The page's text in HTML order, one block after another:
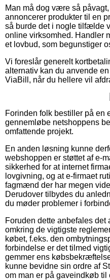
Man må dog være så
annoncerer produkter til en
så burde det i nogle tilfælde
online virksomhed. Handler
et lovbud, som begunstiger
Vi foreslår generelt
alternativ kan du anvende
ViaBill, når du hellere vil
Forinden folk bestiller på en
gennemløbe netshoppens
omfattende projekt.
En anden løsning kunne
webshoppen er støttet af e-
sikkerhed for at internet
lovgivning, og at e-firmaet
fagmænd der har megen
Derudover tilbydes du
du møder problemer i
Foruden dette anbefales det
omkring de vigtigste
købet, f.eks. den
forbindelse er det tilmed
gemmer ens
kunne bevidne sin ordre af
om man er på gaveindkøb til